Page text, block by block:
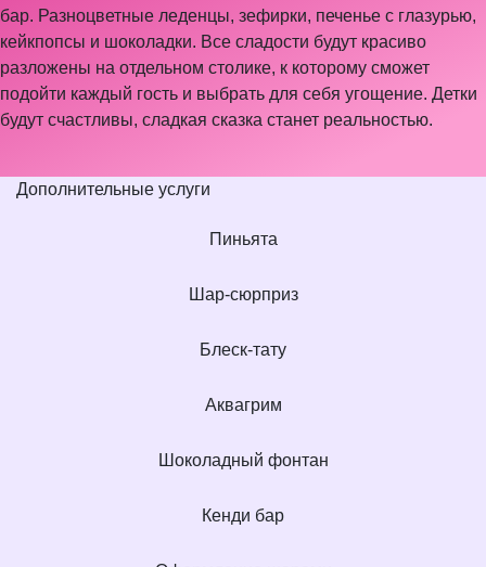
бар. Разноцветные леденцы, зефирки, печенье с глазурью,
кейкпопсы и шоколадки. Все сладости будут красиво
разложены на отдельном столике, к которому сможет
подойти каждый гость и выбрать для себя угощение. Детки
будут счастливы, сладкая сказка станет реальностью.
Дополнительные услуги
Пиньята
Шар-сюрприз
Блеск-тату
Аквагрим
Шоколадный фонтан
Кенди бар